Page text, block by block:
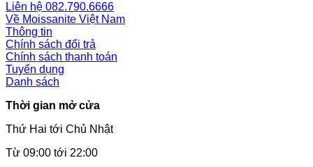
Liên hệ 082.790.6666
Về Moissanite Việt Nam
Thông tin
Chính sách đổi trả
Chính sách thanh toán
Tuyển dụng
Danh sách
Thời gian mở cửa
Thứ Hai tới Chủ Nhật
Từ 09:00 tới 22:00